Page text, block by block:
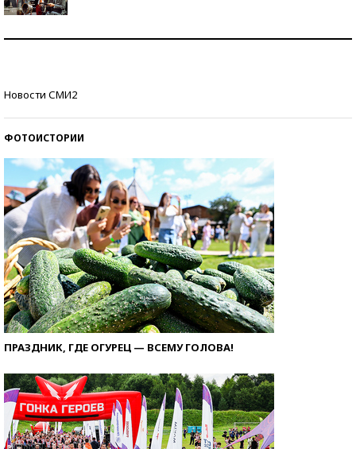
Новости СМИ2
ФОТОИСТОРИИ
ПРАЗДНИК, ГДЕ ОГУРЕЦ — ВСЕМУ ГОЛОВА!